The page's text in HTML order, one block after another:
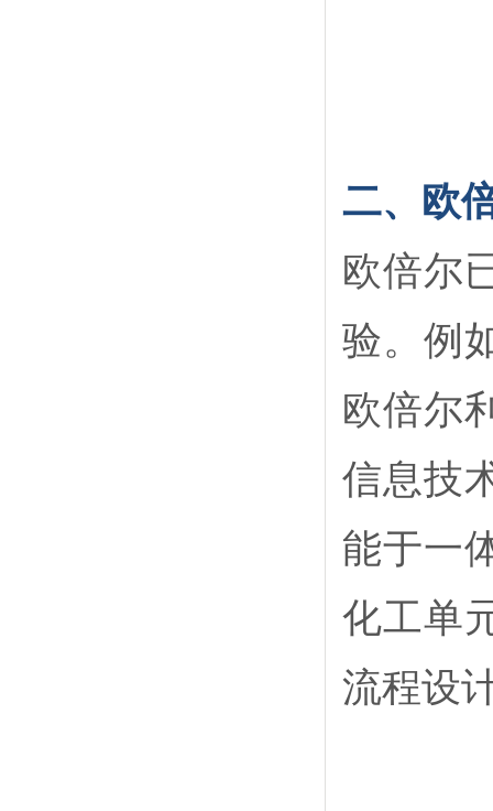
二、欧
欧倍尔
验。例
欧倍尔
信息技
能于一
化工单
流程设